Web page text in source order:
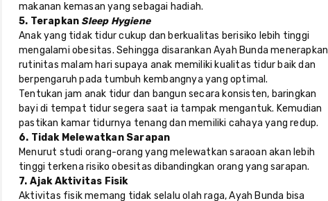
makanan kemasan yang sebagai hadiah.
5. Terapkan Sleep Hygiene
Anak yang tidak tidur cukup dan berkualitas berisiko lebih tinggi
mengalami obesitas. Sehingga disarankan Ayah Bunda menerapkan
rutinitas malam hari supaya anak memiliki kualitas tidur baik dan
berpengaruh pada tumbuh kembangnya yang optimal.
Tentukan jam anak tidur dan bangun secara konsisten, baringkan
bayi di tempat tidur segera saat ia tampak mengantuk. Kemudian
pastikan kamar tidurnya tenang dan memiliki cahaya yang redup.
6. Tidak Melewatkan Sarapan
Menurut studi orang-orang yang melewatkan saraoan akan lebih
tinggi terkena risiko obesitas dibandingkan orang yang sarapan.
7. Ajak Aktivitas Fisik
Aktivitas fisik memang tidak selalu olah raga, Ayah Bunda bisa